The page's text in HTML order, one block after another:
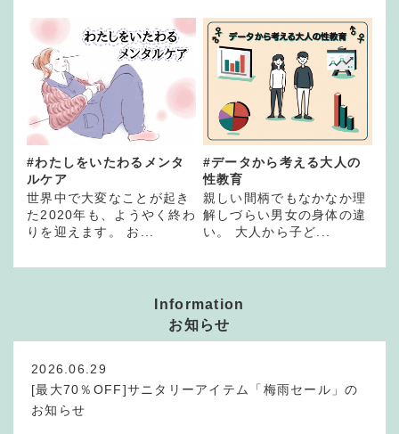
#わたしをいたわるメンタ
ルケア
世界中で大変なことが起き
た2020年も、ようやく終わ
りを迎えます。 お...
#データから考える大人の
性教育
親しい間柄でもなかなか理
解しづらい男女の身体の違
い。 大人から子ど...
Information
お知らせ
2026.06.29
[最大70％OFF]サニタリーアイテム「梅雨セール」の
お知らせ